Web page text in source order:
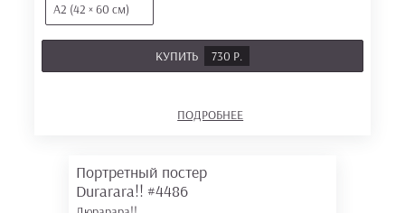
А2 (42 × 60 см)
КУПИТЬ 730 Р.
ПОДРОБНЕЕ
Портретный постер
Durarara!! #4486